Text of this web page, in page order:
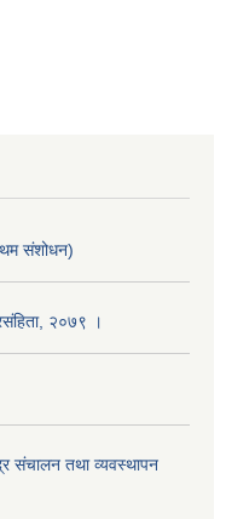
संशोधन)
२०७९ ।
संचालन तथा व्यवस्थापन